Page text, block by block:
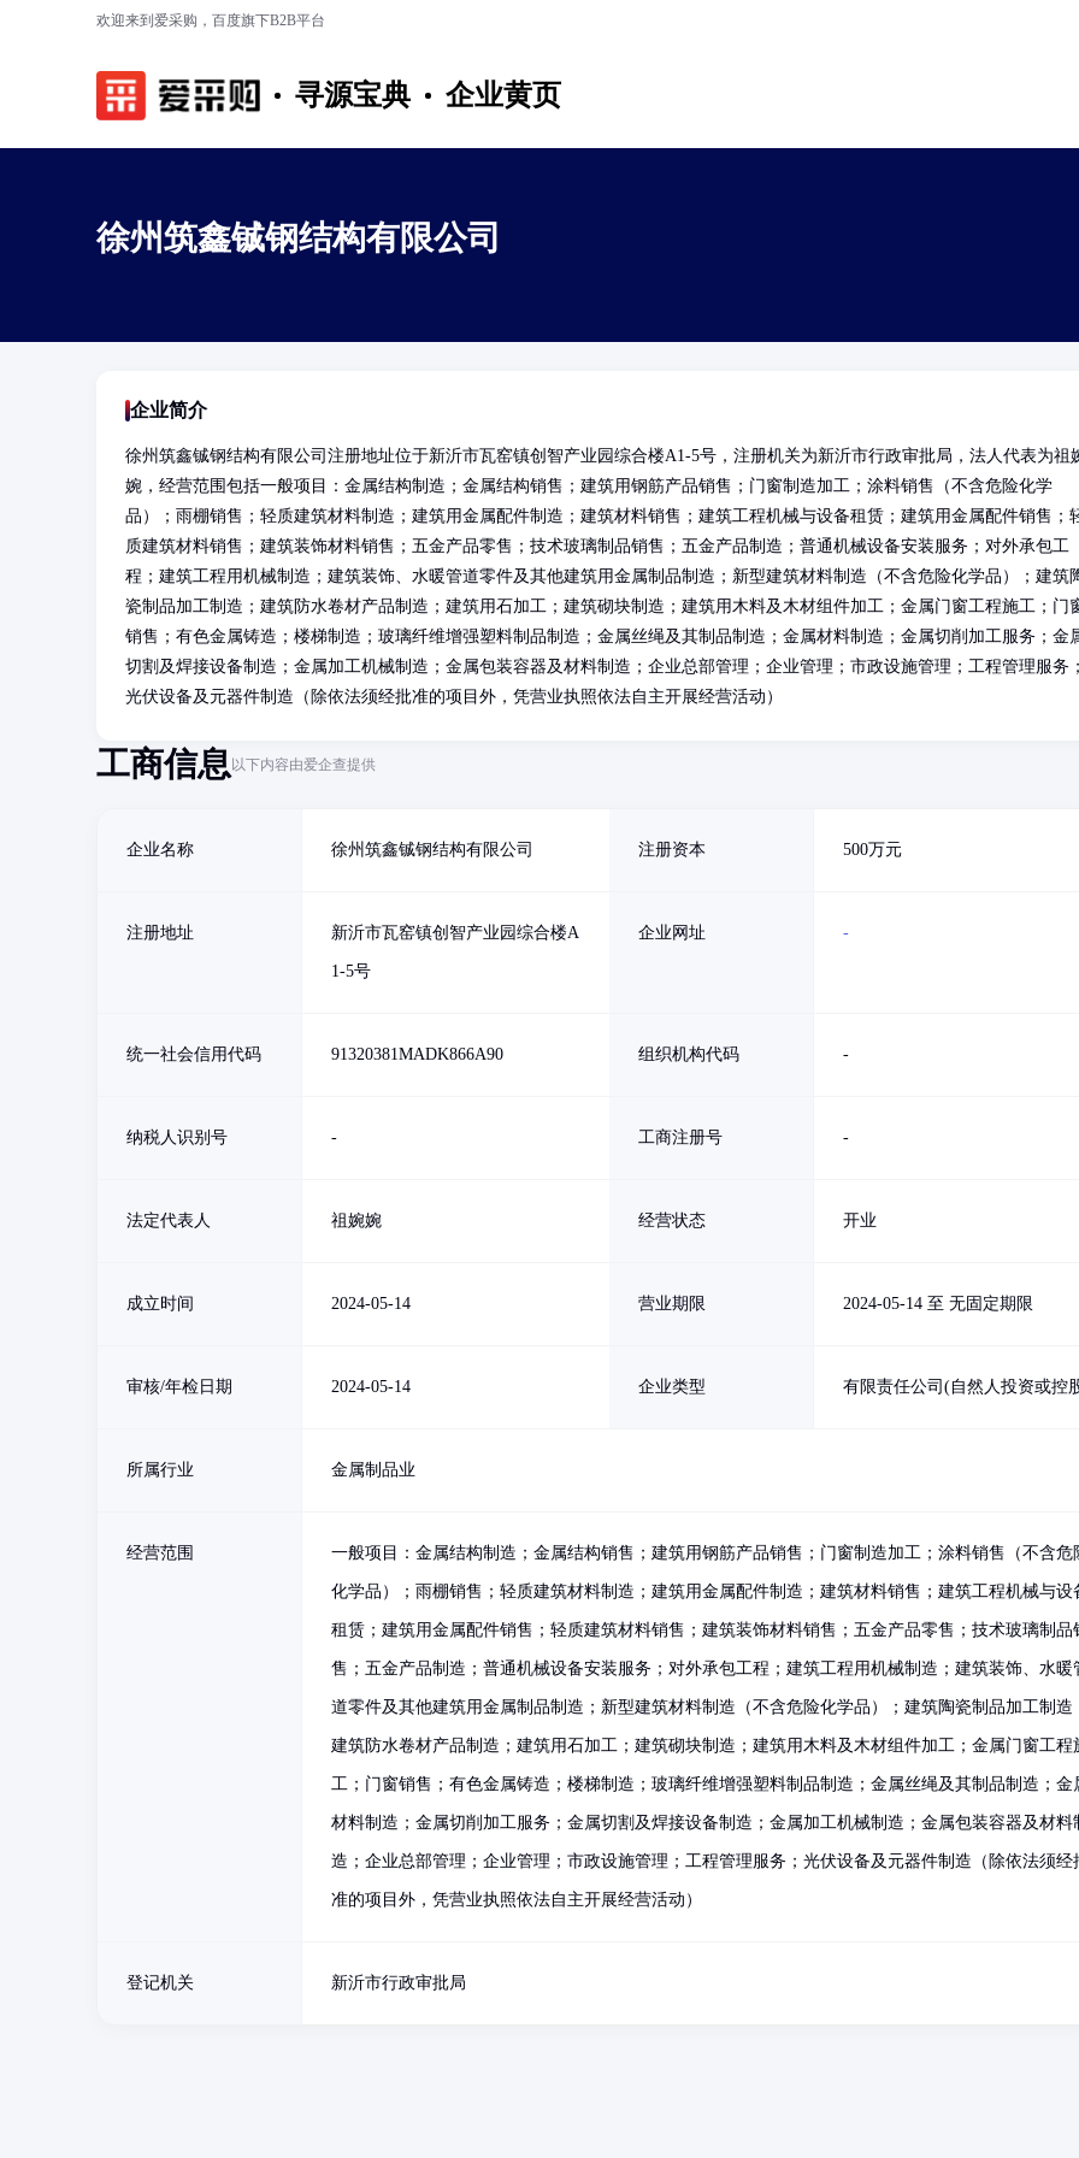
欢迎来到爱采购，百度旗下B2B平台
寻源宝典 企业黄页
徐州筑鑫铖钢结构有限公司
企业简介
徐州筑鑫铖钢结构有限公司注册地址位于新沂市瓦窑镇创智产业园综合楼A1-5号，注册机关为新沂市行政审批局，法人代表为祖
婉，经营范围包括一般项目：金属结构制造；金属结构销售；建筑用钢筋产品销售；门窗制造加工；涂料销售（不含危险化学
品）；雨棚销售；轻质建筑材料制造；建筑用金属配件制造；建筑材料销售；建筑工程机械与设备租赁；建筑用金属配件销售；
质建筑材料销售；建筑装饰材料销售；五金产品零售；技术玻璃制品销售；五金产品制造；普通机械设备安装服务；对外承包工
程；建筑工程用机械制造；建筑装饰、水暖管道零件及其他建筑用金属制品制造；新型建筑材料制造（不含危险化学品）；建筑
瓷制品加工制造；建筑防水卷材产品制造；建筑用石加工；建筑砌块制造；建筑用木料及木材组件加工；金属门窗工程施工；门
销售；有色金属铸造；楼梯制造；玻璃纤维增强塑料制品制造；金属丝绳及其制品制造；金属材料制造；金属切削加工服务；金
切割及焊接设备制造；金属加工机械制造；金属包装容器及材料制造；企业总部管理；企业管理；市政设施管理；工程管理服务；
光伏设备及元器件制造（除依法须经批准的项目外，凭营业执照依法自主开展经营活动）
工商信息以下内容由爱企查提供
企业名称 徐州筑鑫铖钢结构有限公司 注册资本 500万元
注册地址 新沂市瓦窑镇创智产业园综合楼A
1-5号
企业网址 -
统一社会信用代码 91320381MADK866A90 组织机构代码 -
纳税人识别号 - 工商注册号 -
法定代表人 祖婉婉 经营状态 开业
成立时间 2024-05-14 营业期限 2024-05-14 至 无固定期限
审核/年检日期 2024-05-14 企业类型 有限责任公司(自然人投资或控
所属行业 金属制品业
经营范围 一般项目：金属结构制造；金属结构销售；建筑用钢筋产品销售；门窗制造加工；涂料销售（不含危
化学品）；雨棚销售；轻质建筑材料制造；建筑用金属配件制造；建筑材料销售；建筑工程机械与设
租赁；建筑用金属配件销售；轻质建筑材料销售；建筑装饰材料销售；五金产品零售；技术玻璃制品
售；五金产品制造；普通机械设备安装服务；对外承包工程；建筑工程用机械制造；建筑装饰、水暖
道零件及其他建筑用金属制品制造；新型建筑材料制造（不含危险化学品）；建筑陶瓷制品加工制造
建筑防水卷材产品制造；建筑用石加工；建筑砌块制造；建筑用木料及木材组件加工；金属门窗工程
工；门窗销售；有色金属铸造；楼梯制造；玻璃纤维增强塑料制品制造；金属丝绳及其制品制造；金
材料制造；金属切削加工服务；金属切割及焊接设备制造；金属加工机械制造；金属包装容器及材料
造；企业总部管理；企业管理；市政设施管理；工程管理服务；光伏设备及元器件制造（除依法须经
准的项目外，凭营业执照依法自主开展经营活动）
登记机关 新沂市行政审批局